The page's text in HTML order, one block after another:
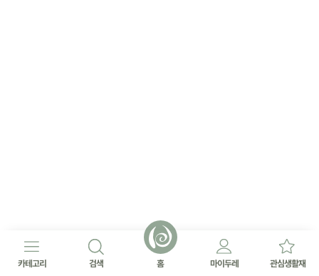
카테고리 검색 홈 마이두레 관심생활재